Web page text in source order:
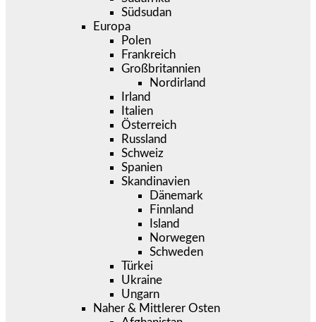
Südsudan
Europa
Polen
Frankreich
Großbritannien
Nordirland
Irland
Italien
Österreich
Russland
Schweiz
Spanien
Skandinavien
Dänemark
Finnland
Island
Norwegen
Schweden
Türkei
Ukraine
Ungarn
Naher & Mittlerer Osten